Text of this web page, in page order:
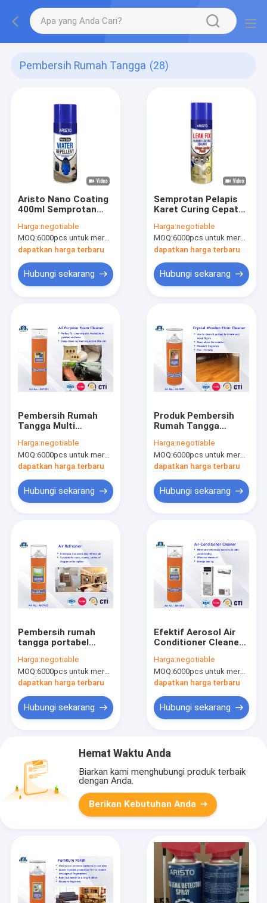
Pembersih Rumah Tangga (28)
Aristo Nano Coating
400ml Semprotan
Harga:negotiable
MOQ:6000pcs untuk merek Aristo, 15000pcs untuk merek pelanggan
dapatkan harga terbaru
Hubungi sekarang
Semprotan Pelapis
Karet Curing Cepat
500ml
Harga:negotiable
MOQ:6000pcs untuk merek Aristo, 15000pcs untuk merek pelanggan
dapatkan harga terbaru
Hubungi sekarang
Pembersih Rumah
Tangga Multi
untuk Produk
Pembersih Kamar
Rumah
Harga:negotiable
MOQ:6000pcs untuk merek Aristo, 15000pcs untuk pelanggan merek
dapatkan harga terbaru
Hubungi sekarang
Produk Pembersih
Rumah Tangga
Lantai Kayu Semprot
dengan Multi-Wangi
Harga:negotiable
MOQ:6000pcs untuk merek Aristo, 15000pcs untuk pelanggan merek
dapatkan harga terbaru
Hubungi sekarang
Pembersih rumah
tangga portabel
Frehser Spray untuk
produk pembersih
rumah
Harga:negotiable
MOQ:6000pcs untuk merek Aristo, 15000pcs untuk pelanggan merek
dapatkan harga terbaru
Hubungi sekarang
Efektif Aerosol Air
Conditioner Cleaner
Pembersih Rumah
untuk Kamar atau
Mobil
Harga:negotiable
MOQ:6000pcs untuk merek Aristo, 15000pcs untuk pelanggan merek
dapatkan harga terbaru
Hubungi sekarang
Hemat Waktu Anda
Biarkan kami menghubungi produk terbaik
dengan Anda.
Berikan Kebutuhan Anda